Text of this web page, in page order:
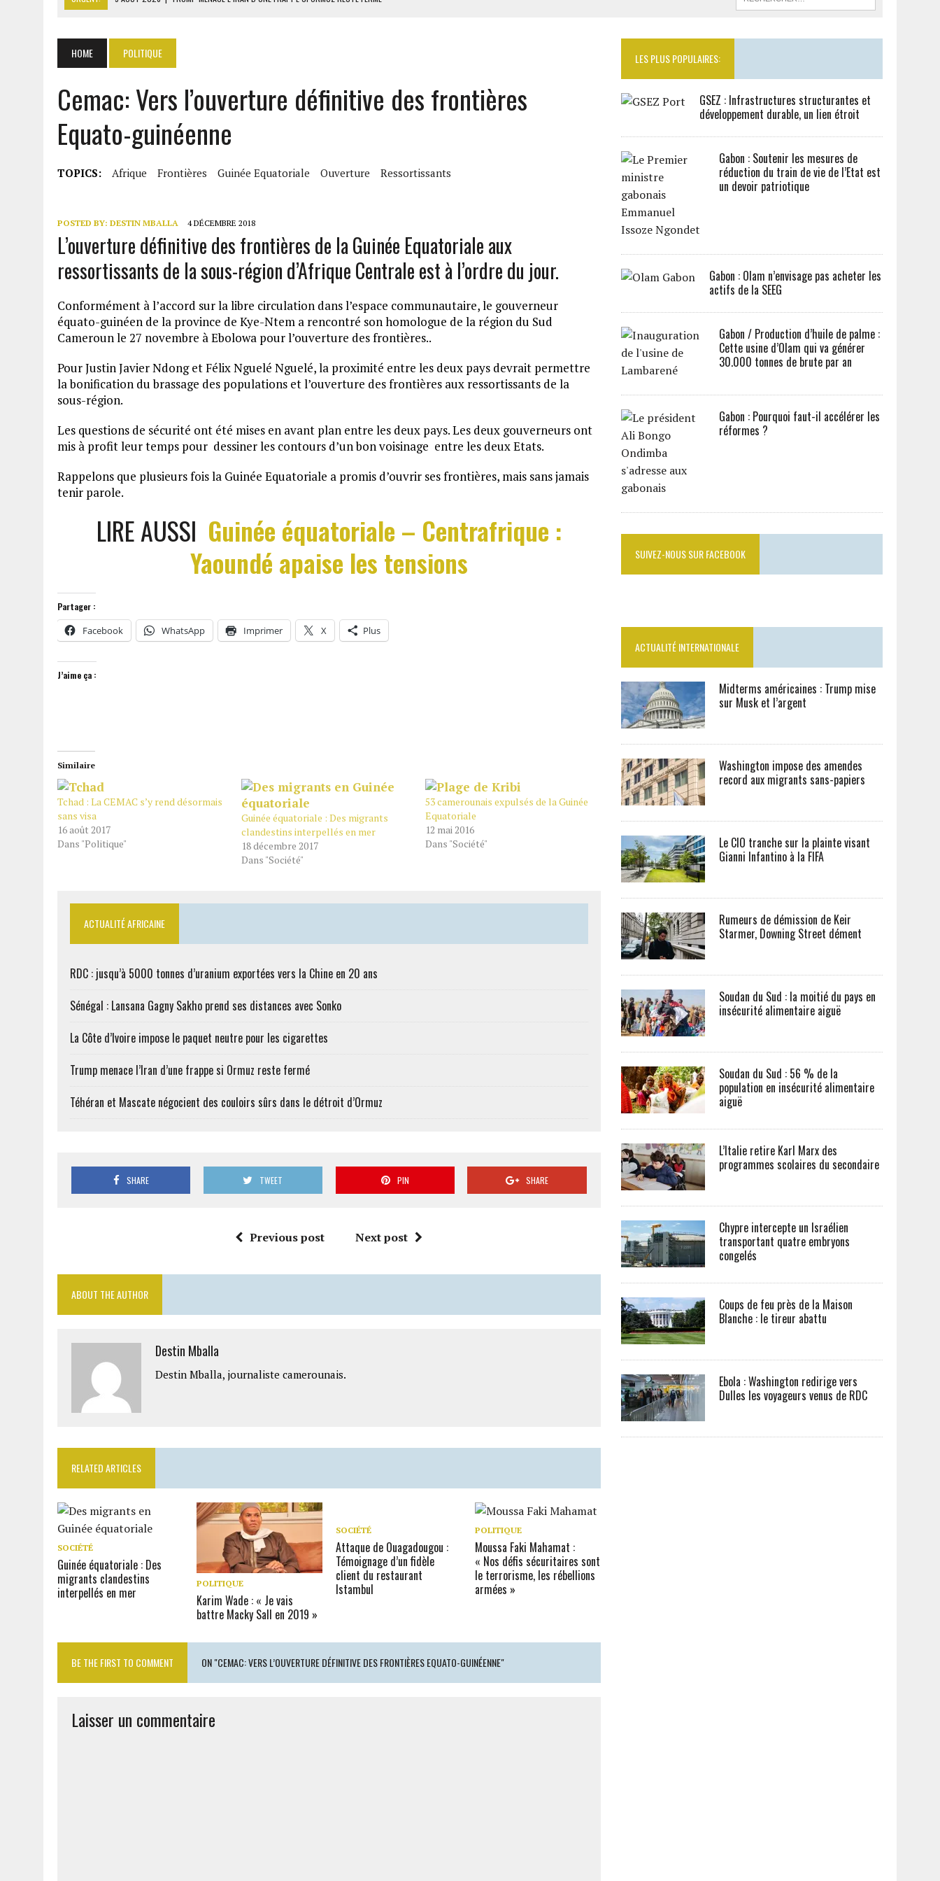
5 AOÛT 2026 | SÉNÉGAL : LANSANA GAGNY SAKHO PREND SES DISTANCES AVEC SONKO
LA CÔTE D’IVOIRE IMPOSE LE PAQUET NEUTRE POUR LES CIGARETTES
HOME POLITIQUE
Cemac: Vers l’ouverture définitive des frontières
Equato-guinéenne
TOPICS: Afrique Frontières Guinée Equatoriale Ouverture Ressortissants
POSTED BY: DESTIN MBALLA 4 DÉCEMBRE 2018
L’ouverture définitive des frontières de la Guinée Equatoriale aux
ressortissants de la sous-région d’Afrique Centrale est à l’ordre du jour.
Conformément à l’accord sur la libre circulation dans l’espace communautaire, le gouverneur
équato-guinéen de la province de Kye-Ntem a rencontré son homologue de la région du Sud
Cameroun le 27 novembre à Ebolowa pour l’ouverture des frontières..
Pour Justin Javier Ndong et Félix Nguelé Nguelé, la proximité entre les deux pays devrait permettre
la bonification du brassage des populations et l’ouverture des frontières aux ressortissants de la
sous-région.
Les questions de sécurité ont été mises en avant plan entre les deux pays. Les deux gouverneurs ont
mis à profit leur temps pour dessiner les contours d’un bon voisinage entre les deux Etats.
Rappelons que plusieurs fois la Guinée Equatoriale a promis d’ouvrir ses frontières, mais sans jamais
tenir parole.
LIRE AUSSI Guinée équatoriale – Centrafrique :
Yaoundé apaise les tensions
Partager :
Facebook WhatsApp Imprimer X Plus
J’aime ça :
Similaire
Tchad : La CEMAC s’y rend désormais
sans visa
16 août 2017
Dans "Politique"
Guinée équatoriale : Des migrants
clandestins interpellés en mer
18 décembre 2017
Dans "Société"
53 camerounais expulsés de la Guinée
Equatoriale
12 mai 2016
Dans "Société"
ACTUALITÉ AFRICAINE
RDC : jusqu’à 5000 tonnes d’uranium exportées vers la Chine en 20 ans
Sénégal : Lansana Gagny Sakho prend ses distances avec Sonko
La Côte d’Ivoire impose le paquet neutre pour les cigarettes
Trump menace l’Iran d’une frappe si Ormuz reste fermé
Téhéran et Mascate négocient des couloirs sûrs dans le détroit d’Ormuz
SHARE TWEET PIN SHARE
Previous post Next post
ABOUT THE AUTHOR
Destin Mballa
Destin Mballa, journaliste camerounais.
RELATED ARTICLES
SOCIÉTÉ
Guinée équatoriale : Des
migrants clandestins
interpellés en mer
POLITIQUE
Karim Wade : « Je vais
battre Macky Sall en 2019 »
SOCIÉTÉ
Attaque de Ouagadougou :
Témoignage d’un fidèle
client du restaurant
Istambul
POLITIQUE
Moussa Faki Mahamat :
« Nos défis sécuritaires sont
le terrorisme, les rébellions
armées »
BE THE FIRST TO COMMENT ON "CEMAC: VERS L’OUVERTURE DÉFINITIVE DES FRONTIÈRES EQUATO-GUINÉENNE"
Laisser un commentaire
LES PLUS POPULAIRES:
GSEZ : Infrastructures structurantes et
développement durable, un lien étroit
Gabon : Soutenir les mesures de
réduction du train de vie de l’Etat est
un devoir patriotique
Gabon : Olam n’envisage pas acheter les
actifs de la SEEG
Gabon / Production d’huile de palme :
Cette usine d’Olam qui va générer
30.000 tonnes de brute par an
Gabon : Pourquoi faut-il accélérer les
réformes ?
SUIVEZ-NOUS SUR FACEBOOK
ACTUALITÉ INTERNATIONALE
Midterms américaines : Trump mise
sur Musk et l’argent
Washington impose des amendes
record aux migrants sans-papiers
Le CIO tranche sur la plainte visant
Gianni Infantino à la FIFA
Rumeurs de démission de Keir
Starmer, Downing Street dément
Soudan du Sud : la moitié du pays en
insécurité alimentaire aiguë
Soudan du Sud : 56 % de la
population en insécurité alimentaire
aiguë
L’Italie retire Karl Marx des
programmes scolaires du secondaire
Chypre intercepte un Israélien
transportant quatre embryons
congelés
Coups de feu près de la Maison
Blanche : le tireur abattu
Ebola : Washington redirige vers
Dulles les voyageurs venus de RDC